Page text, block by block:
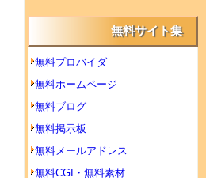
無料サイト集
無料プロバイダ
無料ホームページ
無料ブログ
無料掲示板
無料メールアドレス
無料CGI・無料素材